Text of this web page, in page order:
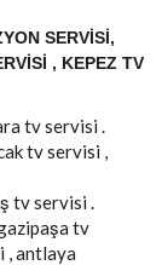
SERVISI,
, KEPEZ TV
tv servisi .
tv servisi ,
tv servisi .
tv
, antlaya